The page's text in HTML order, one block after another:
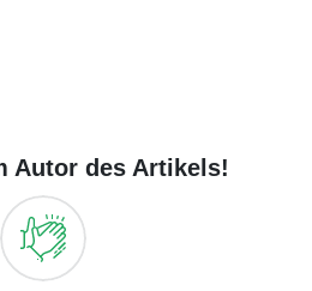
Autor des Artikels!